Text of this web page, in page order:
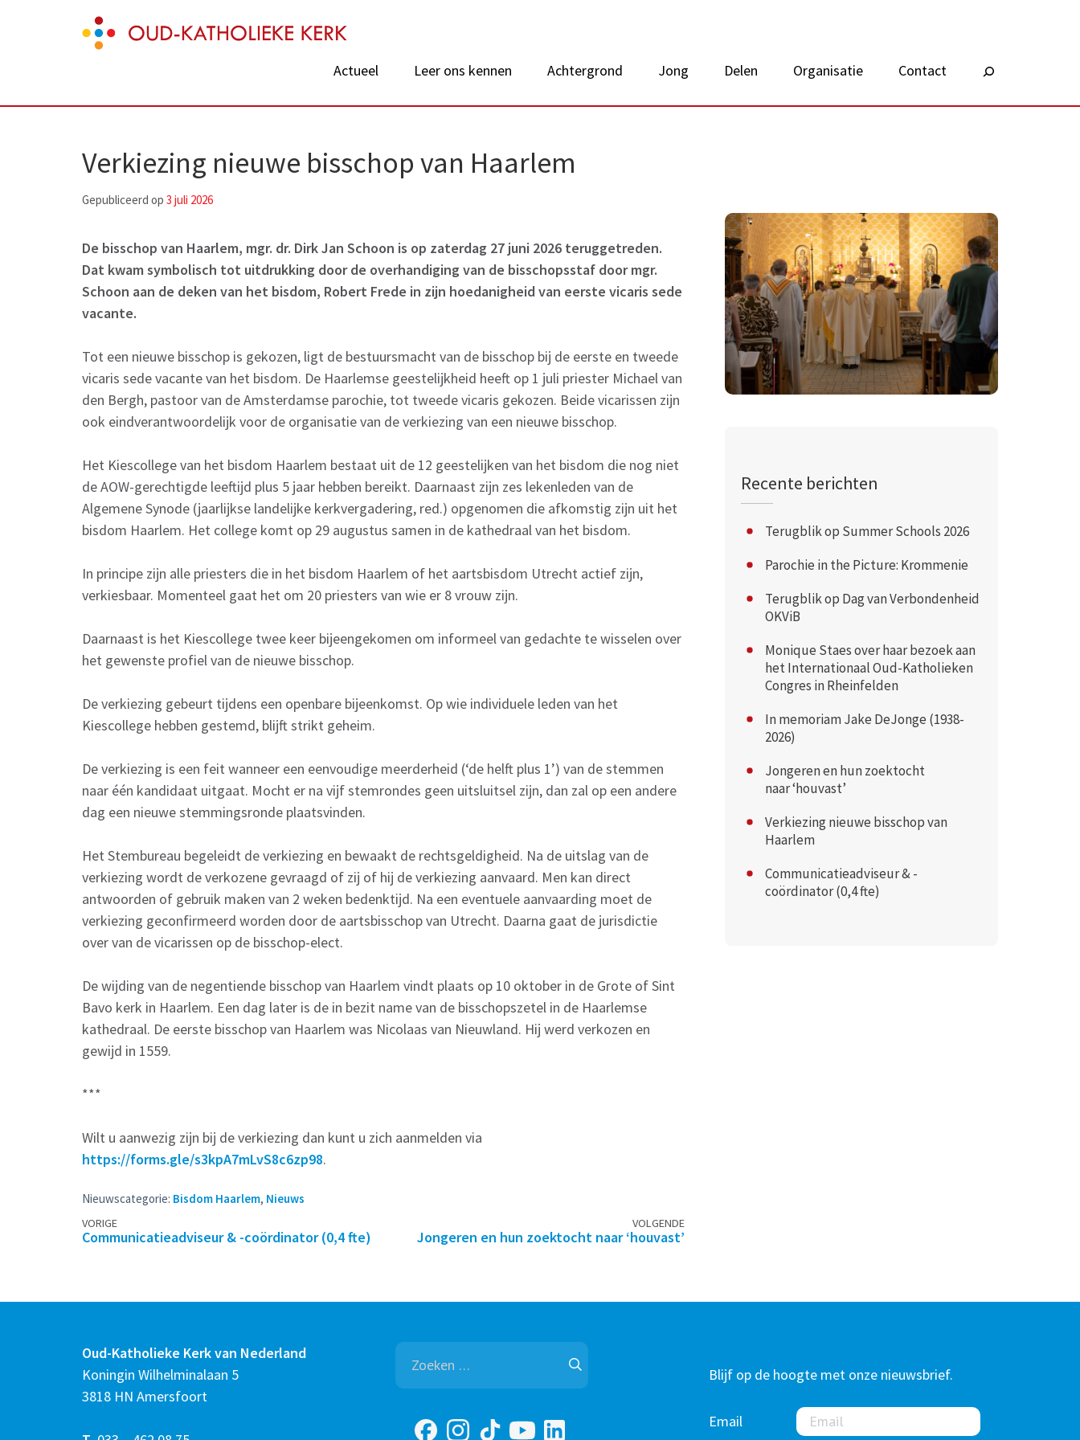
Oud-Katholieke Kerk van Nederland
Actueel Leer ons kennen Achtergrond Jong Delen Organisatie Contact Zoeken
Verkiezing nieuwe bisschop van Haarlem
Gepubliceerd op 3 juli 2026
De bisschop van Haarlem, mgr. dr. Dirk Jan Schoon is op zaterdag 27 juni 2026 teruggetreden.
Dat kwam symbolisch tot uitdrukking door de overhandiging van de bisschopsstaf door mgr.
Schoon aan de deken van het bisdom, Robert Frede in zijn hoedanigheid van eerste vicaris sede
vacante.
Tot een nieuwe bisschop is gekozen, ligt de bestuursmacht van de bisschop bij de eerste en tweede
vicaris sede vacante van het bisdom. De Haarlemse geestelijkheid heeft op 1 juli priester Michael van
den Bergh, pastoor van de Amsterdamse parochie, tot tweede vicaris gekozen. Beide vicarissen zijn
ook eindverantwoordelijk voor de organisatie van de verkiezing van een nieuwe bisschop.
Het Kiescollege van het bisdom Haarlem bestaat uit de 12 geestelijken van het bisdom die nog niet
de AOW-gerechtigde leeftijd plus 5 jaar hebben bereikt. Daarnaast zijn zes lekenleden van de
Algemene Synode (jaarlijkse landelijke kerkvergadering, red.) opgenomen die afkomstig zijn uit het
bisdom Haarlem. Het college komt op 29 augustus samen in de kathedraal van het bisdom.
In principe zijn alle priesters die in het bisdom Haarlem of het aartsbisdom Utrecht actief zijn,
verkiesbaar. Momenteel gaat het om 20 priesters van wie er 8 vrouw zijn.
Daarnaast is het Kiescollege twee keer bijeengekomen om informeel van gedachte te wisselen over
het gewenste profiel van de nieuwe bisschop.
De verkiezing gebeurt tijdens een openbare bijeenkomst. Op wie individuele leden van het
Kiescollege hebben gestemd, blijft strikt geheim.
De verkiezing is een feit wanneer een eenvoudige meerderheid (‘de helft plus 1’) van de stemmen
naar één kandidaat uitgaat. Mocht er na vijf stemrondes geen uitsluitsel zijn, dan zal op een andere
dag een nieuwe stemmingsronde plaatsvinden.
Het Stembureau begeleidt de verkiezing en bewaakt de rechtsgeldigheid. Na de uitslag van de
verkiezing wordt de verkozene gevraagd of zij of hij de verkiezing aanvaard. Men kan direct
antwoorden of gebruik maken van 2 weken bedenktijd. Na een eventuele aanvaarding moet de
verkiezing geconfirmeerd worden door de aartsbisschop van Utrecht. Daarna gaat de jurisdictie
over van de vicarissen op de bisschop-elect.
De wijding van de negentiende bisschop van Haarlem vindt plaats op 10 oktober in de Grote of Sint
Bavo kerk in Haarlem. Een dag later is de in bezit name van de bisschopszetel in de Haarlemse
kathedraal. De eerste bisschop van Haarlem was Nicolaas van Nieuwland. Hij werd verkozen en
gewijd in 1559.
***
Wilt u aanwezig zijn bij de verkiezing dan kunt u zich aanmelden via
https://forms.gle/s3kpA7mLvS8c6zp98.
Nieuwscategorie: Bisdom Haarlem, Nieuws
Berichtennavigatie
VORIGE
Communicatieadviseur & -coördinator (0,4 fte)
VOLGENDE
Jongeren en hun zoektocht naar ‘houvast’
Recente berichten
Terugblik op Summer Schools 2026
Parochie in the Picture: Krommenie
Terugblik op Dag van Verbondenheid
OKViB
Monique Staes over haar bezoek aan
het Internationaal Oud-Katholieken
Congres in Rheinfelden
In memoriam Jake DeJonge (1938-
2026)
Jongeren en hun zoektocht
naar ‘houvast’
Verkiezing nieuwe bisschop van
Haarlem
Communicatieadviseur & -
coördinator (0,4 fte)
Oud-Katholieke Kerk van Nederland
Koningin Wilhelminalaan 5
3818 HN Amersfoort
Zoeken
naar:
Blijf op de hoogte met onze nieuwsbrief.
Email